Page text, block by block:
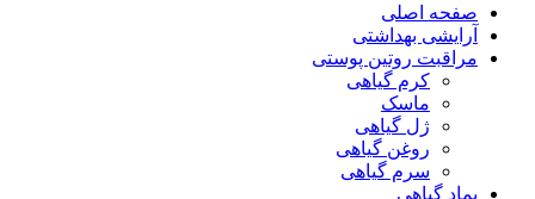
صفحه اصلی
آرایشی بهداشتی
مراقبت روتین پوستی
کرم گیاهی
ماسک
ژل گیاهی
روغن گیاهی
سرم گیاهی
پماد گیاهی